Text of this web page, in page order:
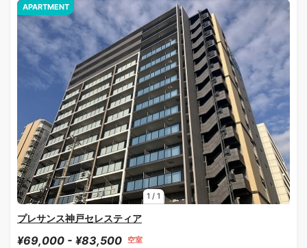
1 / 1
APARTMENT
プレサンス神戸セレスティア
¥69,000 - ¥83,500 空室